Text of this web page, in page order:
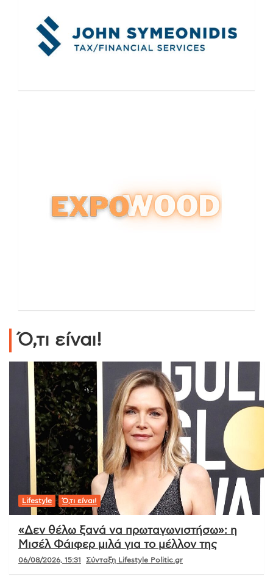
Ό,τι είναι!
Lifestyle Ό,τι είναι!
«Δεν θέλω ξανά να πρωταγωνιστήσω»: η
Μισέλ Φάιφερ μιλά για το μέλλον της
06/08/2026, 15:31 Σύνταξη Lifestyle Politic.gr